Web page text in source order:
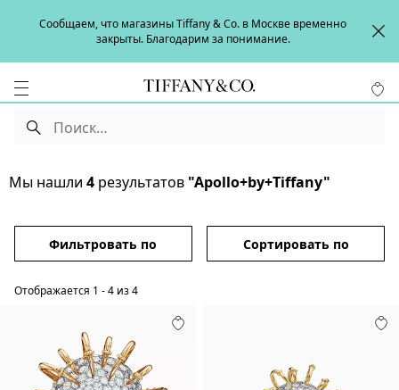
Сообщаем, что магазины Tiffany & Co. в Москве временно
закрыты. Благодарим за понимание.
Мы нашли 4 результатов "Apollo+by+Tiffany"
Фильтровать по Сортировать по
Отображается 1 -4 из4